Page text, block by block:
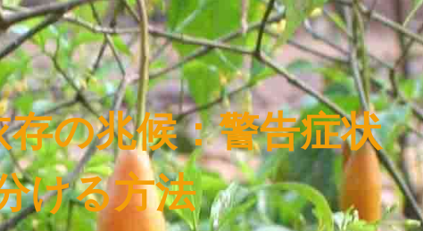
の兆候：警告症状
ける方法